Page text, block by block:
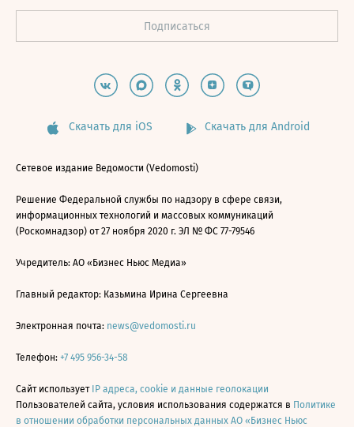
Скачать для iOS Скачать для Android
Сетевое издание Ведомости (Vedomosti)
Решение Федеральной службы по надзору в сфере связи,
информационных технологий и массовых коммуникаций
(Роскомнадзор) от 27 ноября 2020 г. ЭЛ № ФС 77-79546
Учредитель: АО «Бизнес Ньюс Медиа»
Главный редактор: Казьмина Ирина Сергеевна
Электронная почта: news@vedomosti.ru
Телефон: +7 495 956-34-58
Сайт использует IP адреса, cookie и данные геолокации
Пользователей сайта, условия использования содержатся в Политике
в отношении обработки персональных данных АО «Бизнес Ньюс